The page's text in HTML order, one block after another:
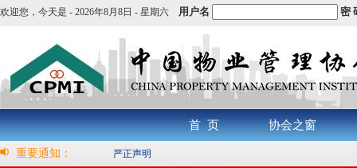
欢迎您， 今天是 - 2026年8月8日 - 星期六 用户名 密
首 页 协会之窗
重要通知： 严正声明